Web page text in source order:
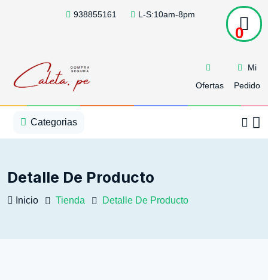
938855161 L-S:10am-8pm
Ofertas
Mi
Pedido
0
Categorias
Detalle De Producto
Inicio Tienda Detalle De Producto